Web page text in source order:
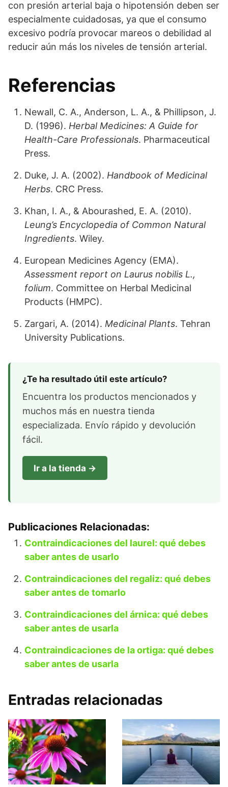
con presión arterial baja o hipotensión deben ser
especialmente cuidadosas, ya que el consumo
excesivo podría provocar mareos o debilidad al
reducir aún más los niveles de tensión arterial.
Referencias
Newall, C. A., Anderson, L. A., & Phillipson, J.
D. (1996). Herbal Medicines: A Guide for
Health-Care Professionals. Pharmaceutical
Press.
Duke, J. A. (2002). Handbook of Medicinal
Herbs. CRC Press.
Khan, I. A., & Abourashed, E. A. (2010).
Leung’s Encyclopedia of Common Natural
Ingredients. Wiley.
European Medicines Agency (EMA).
Assessment report on Laurus nobilis L.,
folium. Committee on Herbal Medicinal
Products (HMPC).
Zargari, A. (2014). Medicinal Plants. Tehran
University Publications.
¿Te ha resultado útil este artículo?
Encuentra los productos mencionados y
muchos más en nuestra tienda
especializada. Envío rápido y devolución
fácil.
Ir a la tienda →
Publicaciones Relacionadas:
Contraindicaciones del laurel: qué debes
saber antes de usarlo
Contraindicaciones del regaliz: qué debes
saber antes de tomarlo
Contraindicaciones del árnica: qué debes
saber antes de usarla
Contraindicaciones de la ortiga: qué debes
saber antes de usarla
Entradas relacionadas